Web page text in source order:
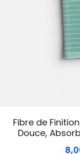
Fibre de
Douce,